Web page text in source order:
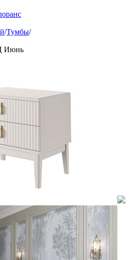
/Тумбы/
Июнь